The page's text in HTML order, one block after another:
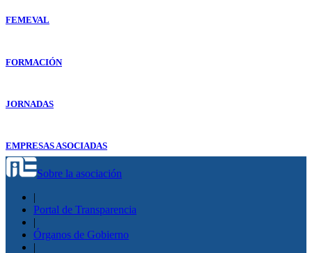
FEMEVAL
FORMACIÓN
JORNADAS
EMPRESAS ASOCIADAS
Sobre la asociación
Portal de Transparencia
Órganos de Gobierno